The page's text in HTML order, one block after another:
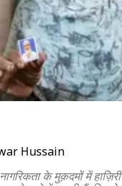
Hussain
के मुक़दमों में